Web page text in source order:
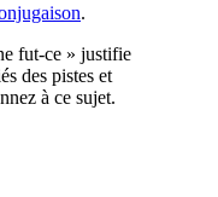
.
fut-ce » justifie
des pistes et
à ce sujet.